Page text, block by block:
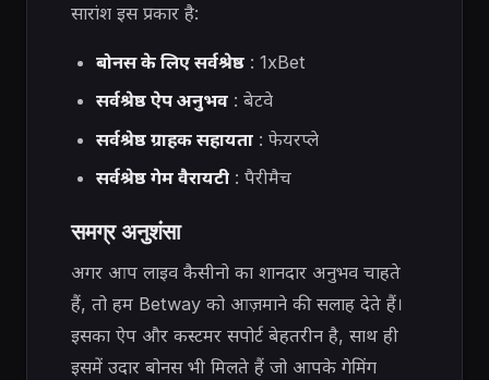
सारांश इस प्रकार है:
बोनस के लिए सर्वश्रेष्ठ: 1xBet
सर्वश्रेष्ठ ऐप अनुभव: बेटवे
सर्वश्रेष्ठ ग्राहक सहायता: फेयरप्ले
सर्वश्रेष्ठ गेम वैरायटी: पैरीमैच
समग्र अनुशंसा
अगर आप लाइव कैसीनो का शानदार अनुभव चाहते
हैं, तो हम Betway को आज़माने की सलाह देते हैं।
इसका ऐप और कस्टमर सपोर्ट बेहतरीन है, साथ ही
इसमें उदार बोनस भी मिलते हैं जो आपके गेमिंग